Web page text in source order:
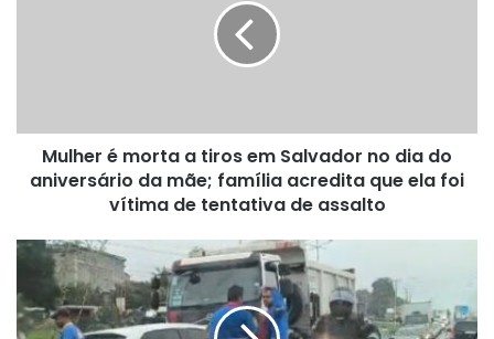
dia
aniversário
família
acredita
que
ela
Mulher é morta a tiros em Salvador no dia do
aniversário da mãe; família acredita que ela foi
vítima de tentativa de assalto
Acidente
carro
de